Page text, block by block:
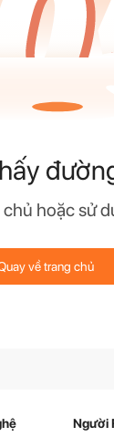
hoặc sử
về trang chủ
Người